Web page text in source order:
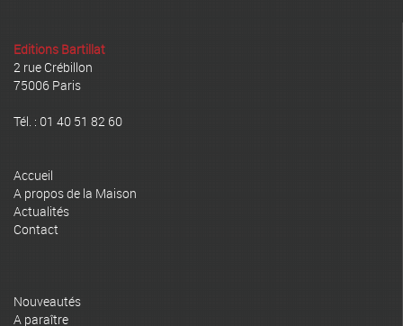
Editions Bartillat
2 rue Crébillon
75006 Paris
Tél. : 01 40 51 82 60
Accueil
A propos de la Maison
Actualités
Contact
Nouveautés
A paraître